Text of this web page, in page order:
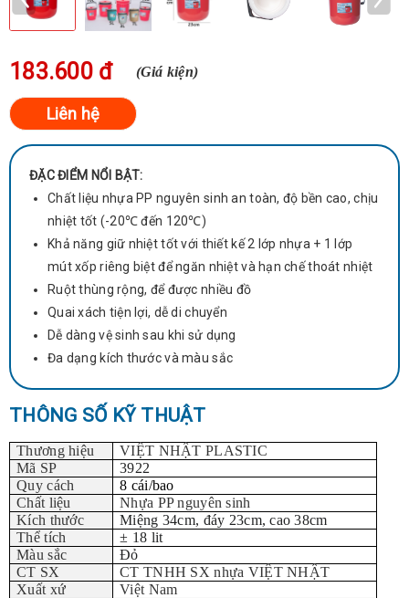
ĐẶC ĐIỂM NỔI BẬT:
Chất liệu nhựa PP nguyên sinh an toàn, độ bền cao, chịu
nhiệt tốt (-20℃ đến 120℃)
Khả năng giữ nhiệt tốt với thiết kế 2 lớp nhựa + 1 lớp
mút xốp riêng biệt để ngăn nhiệt và hạn chế thoát nhiệt
Ruột thùng rộng, để được nhiều đồ
Quai xách tiện lợi, dễ di chuyển
Dễ dàng vệ sinh sau khi sử dụng
Đa dạng kích thước và màu sắc
183.600 đ (Giá kiện)
THÔNG SỐ KỸ THUẬT
Thương hiệu
VIỆT NHẬT PLASTIC
Mã SP
3922
Quy cách
8 cái/bao
Chất liệu
Nhựa PP nguyên sinh
Kích thước
Miệng 34cm, đáy 23cm, cao 38cm
Thể tích
± 18 lit
Màu sắc
Đỏ
CT SX
CT TNHH SX nhựa VIỆT NHẬT
Xuất xứ
Việt Nam